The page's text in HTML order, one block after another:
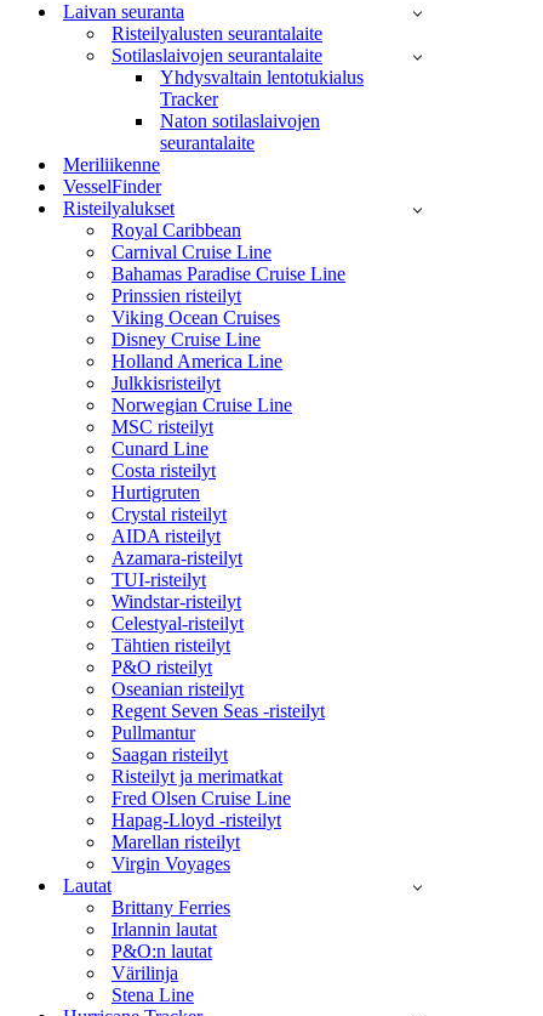
Laivan seuranta
Risteilyalusten seurantalaite
Sotilaslaivojen seurantalaite
Yhdysvaltain lentotukialus
Tracker
Naton sotilaslaivojen
seurantalaite
Meriliikenne
VesselFinder
Risteilyalukset
Royal Caribbean
Carnival Cruise Line
Bahamas Paradise Cruise Line
Prinssien risteilyt
Viking Ocean Cruises
Disney Cruise Line
Holland America Line
Julkkisristeilyt
Norwegian Cruise Line
MSC risteilyt
Cunard Line
Costa risteilyt
Hurtigruten
Crystal risteilyt
AIDA risteilyt
Azamara-risteilyt
TUI-risteilyt
Windstar-risteilyt
Celestyal-risteilyt
Tähtien risteilyt
P&O risteilyt
Oseanian risteilyt
Regent Seven Seas -risteilyt
Pullmantur
Saagan risteilyt
Risteilyt ja merimatkat
Fred Olsen Cruise Line
Hapag-Lloyd -risteilyt
Marellan risteilyt
Virgin Voyages
Lautat
Brittany Ferries
Irlannin lautat
P&O:n lautat
Värilinja
Stena Line